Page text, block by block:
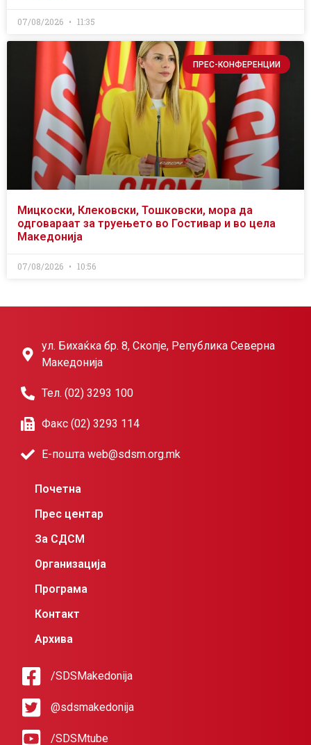
07/08/2026 11:35
ПРЕС-КОНФЕРЕНЦИИ
Мицкоски, Клековски, Тошковски, мора да
одговараат за труењето во Гостивар и во цела
Македонија
07/08/2026 10:56
ул. Бихаќка бр. 8, Скопје, Република Северна
Македонија
Тел. (02) 3293 100
Факс (02) 3293 114
Е-пошта web@sdsm.org.mk
Почетна
Прес центар
За СДСМ
Организација
Програма
Контакт
Архива
/SDSMakedonija
@sdsmakedonija
/SDSMtube